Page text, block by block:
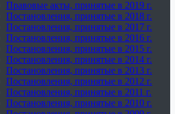
Правовые акты, принятые в 2019 г.
Постановления, принятые в 2018 г.
Постановления, принятые в 2017 г.
Постановления, принятые в 2016 г.
Постановления, принятые в 2015 г.
Постановления, принятые в 2014 г.
Постановления, принятые в 2013 г.
Постановления, принятые в 2012 г.
Постановления, принятые в 2011 г.
Постановления, принятые в 2010 г.